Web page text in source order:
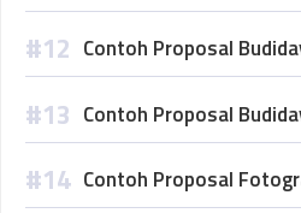
Contoh Proposal
Contoh Proposal
Contoh Proposal